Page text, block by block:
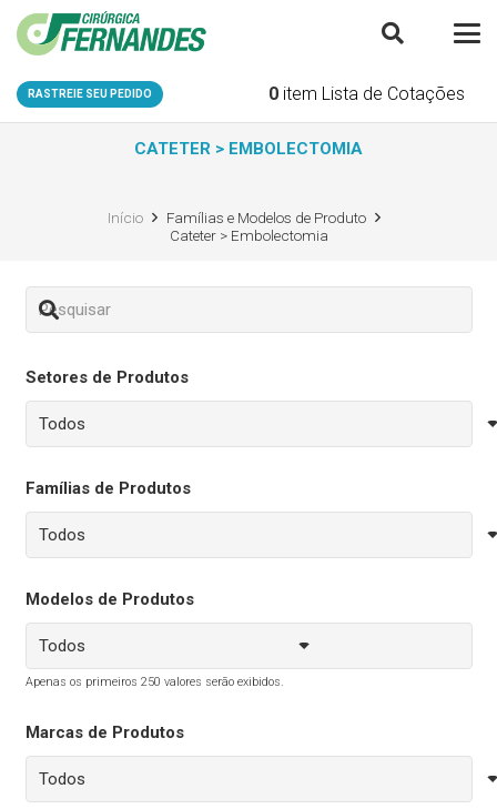
RASTREIE SEU PEDIDO 0 item Lista de Cotações
CATETER > EMBOLECTOMIA
Início
Famílias e Modelos de Produto
Cateter > Embolectomia
Setores de Produtos
Famílias de Produtos
Modelos de Produtos
Apenas os primeiros 250 valores serão exibidos.
Marcas de Produtos